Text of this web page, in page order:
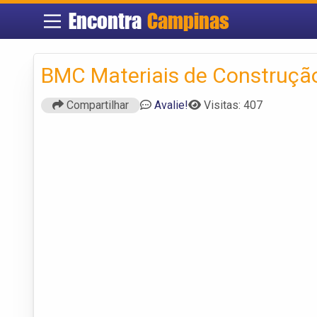
EncontraCampinas
BMC Materiais de
Compartilhar Avalie! Visitas: 407